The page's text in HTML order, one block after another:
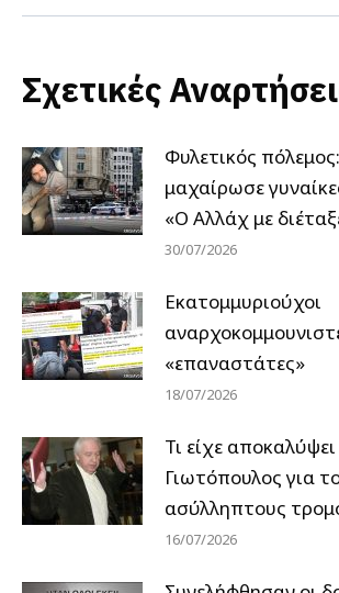
Σχετικές
Φυλετικός
μαχαίρωσε
«Ο Αλλάχ με
30/07/2026
Εκατομμυριούχοι
«επαναστάτες»
18/07/2026
Τι είχε
Γιωτόπουλος για
ασύλληπτους
16/07/2026